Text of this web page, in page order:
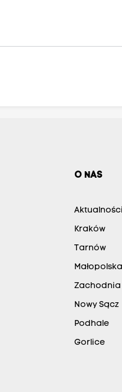
O NAS
Aktualności
Kraków
Tarnów
Małopolska
Zachodnia
Nowy Sącz
Podhale
Gorlice